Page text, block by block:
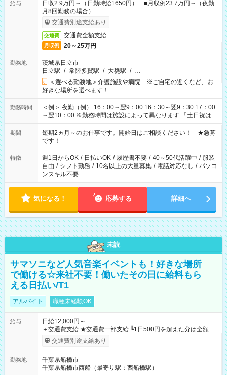
給与
日収2.9万円～（日勤時給1650円） ■月収例23.7万円～（夜勤
月8回勤務の場合）
交通費別途支給あり
交通費 交通費全額支給
月収例 20～25万円
勤務地
茨城県日立市
日立駅 / 常陸多賀駅 / 大甕駅 / …
＜選べる勤務地＞介護施設や病院 ※ご自宅の近くなど、お
好きな場所を選べます！
勤務時間
＜例＞ 夜勤（例） 16：00～翌9：00 16：30～翌9：30 17：00
～翌10：00 ※勤務時間は施設によって異なります 「土日祝は休
みたい」 「しっかり稼ぎたい」 「もう少し遅い時間から始めた
い」など ご希望にあったお仕事をご案内いたします。 ※未経験
の方の場合は1～2ヶ月間は日中での仕事を経験いただき、 お
仕事に慣れてからの夜勤になります。 ★家庭の都合でお休みが
必要な場合も遠慮なくご相談ください。
期間
短期2ヵ月～のお仕事です。開始日はご相談ください！ ★急募
です！
特徴 週1日からOK / 日払いOK / 履歴書不要 / 40～50代活躍中 / 服装
自由 / シフト勤務 / 10名以上の大量募集 / 電話対応なし / パソコ
ンスキル不要
気になる！ 応募する 詳細へ
未読
サマソニなど人気音楽イベントも！好きな場所
で働ける☆来社不要！働いたその日に給料もら
える日払い/T1
アルバイト 職種未経験OK
給与
日給12,000円～
＋交通費支給 ★交通費一部支給 ┗1日500円を超えた分は全額支
給！ ※往復500円以内の方は自己負担となります ★日払いOK！
（規定あり） ┗働いたその日に現金GET♪ お仕事後はコンビニ
なし
交通費別途支給あり
勤務地
千葉県船橋市
千葉県船橋市西船（最寄り駅：西船橋駅）